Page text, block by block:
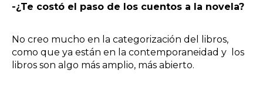
-¿Te costó el paso de los cuentos a la novela?
No creo mucho en la categorización del libros,
como que ya están en la contemporaneidad y los
libros son algo más amplio, más abierto.